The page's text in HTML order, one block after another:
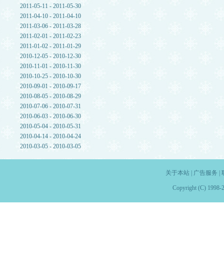
2011-05-11 - 2011-05-30
2011-04-10 - 2011-04-10
2011-03-06 - 2011-03-28
2011-02-01 - 2011-02-23
2011-01-02 - 2011-01-29
2010-12-05 - 2010-12-30
2010-11-01 - 2010-11-30
2010-10-25 - 2010-10-30
2010-09-01 - 2010-09-17
2010-08-05 - 2010-08-29
2010-07-06 - 2010-07-31
2010-06-03 - 2010-06-30
2010-05-04 - 2010-05-31
2010-04-14 - 2010-04-24
2010-03-05 - 2010-03-05
关于本站| 广告服务
Copyright (C) 1998-